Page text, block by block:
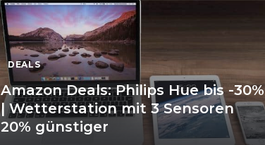
DEALS
Amazon Deals: Philips Hue bis -30%
| Wetterstation mit 3 Sensoren
20% günstiger